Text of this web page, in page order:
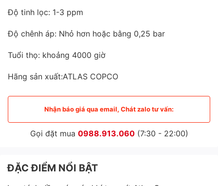
Độ tinh lọc: 1-3 ppm
Độ chênh áp: Nhỏ hơn hoặc bằng 0,25 bar
Tuổi thọ: khoảng 4000 giờ
Hãng sản xuất:ATLAS COPCO
Nhận báo giá qua email, Chát zalo tư vấn:
Gọi đặt mua 0988.913.060(7:30 - 22:00)
ĐẶC ĐIỂM NỔI BẬT